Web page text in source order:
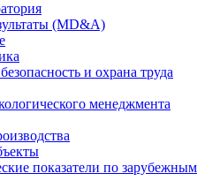
(MD&A)
и охрана труда
менеджмента
показатели по зарубежным